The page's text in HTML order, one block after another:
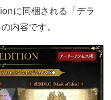
に同梱される「デラ
内容です。